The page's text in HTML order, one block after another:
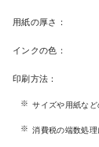
用紙の厚さ：
インクの色：
印刷方法：
サイズや用紙な
消費税の端数処理